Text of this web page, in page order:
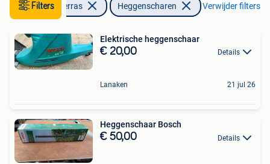
Filters
Tuin en Terras Heggenscharen Verwijder filters
Elektrische heggenschaar
€ 20,00 Details
Lanaken 21 jul 26
Heggenschaar Bosch
€ 50,00 Details